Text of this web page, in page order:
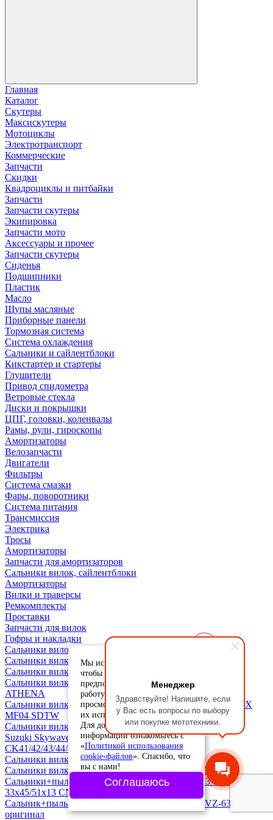
Менеджер
Здравствуйте! Напишите, если
у Вас есть вопросы по выбору
или покупке мототехники.
Главная
Каталог
Скутеры
Максискутеры
Мотоциклы
Электротранспорт
Коммерческие
Запчасти
Скидки
Квадроциклы и питбайки
Запчасти
Запчасти скутеры
Экипировка
Запчасти мото
Аксессуары и прочее
Запчасти скутеры
Сиденья
Подшипники
Пластик
Масло
Щупы масляные
Приборные панели
Тормозная система
Система охлаждения
Сальники и сайлентблоки
Кикстартер и стартеры
Глушители
Привод спидометра
Ветровые стекла
Диски и покрышки
ЦПГ, головки, коленвалы
Рамы, рули, гироскопы
Амортизаторы
Велозапчасти
Двигатели
Фильтры
Система смазки
Фары, поворотники
Система питания
Трансмиссия
Электрика
Тросы
Амортизаторы
Запчасти для амортизаторов
Сальники вилок, сайлентблоки
Амортизаторы
Вилки и траверсы
Ремкомплекты
Проставки
Запчасти для вилок
Гофры и накладки
Сальники вилок, сайлентблоки
Сальники вилки (2шт.) 30х40х8/9 WAS
Сальники вилки (2 шт.) 41х53х10,5 мм. ATHENA
Сальники вилки (2 шт.) 35х48х11 мм. Honda Forza MF12
ATHENA
Сальники вилки (2 шт.) 33х46х10,8 мм. Honda Foresight EX
MF04 SDTW
Сальники вилки 41х53х8/10,5 (2 шт.) + пыльники (2 шт.)
Suzuki Skywave 250/400 CJ41/42/43/44/45/46,
CK41/42/43/44/45/46, Yamaha Majesty 400 CN
Сальники вилки (2 шт.) 33х46х10,5 ATHENA
Сальники вилки (2 шт.) 27х39х10,5 мм. Honda Dio CN
Сальники+пыльники переднего амортизатора 33х45х10 /
33х45/51х13 CN
Сальник+пыльник вилки Honda Forza (51490-KVZ-631)
оригинал
Мы используем cookie-файлы,
чтобы учесть ваши
предпочтения и улучшить
работу сайта. Продолжая
просмотр, вы соглашаетесь с
их использованием.
Для дополнительной
информации ознакомьтесь с
«Политикой использования
cookie-файлов». Спасибо, что
вы с нами!
Соглашаюсь